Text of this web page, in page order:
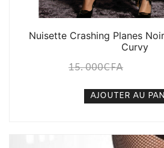
Nuisette Crashing Planes
Curvy
15. 000CFA
AJOUTER AU